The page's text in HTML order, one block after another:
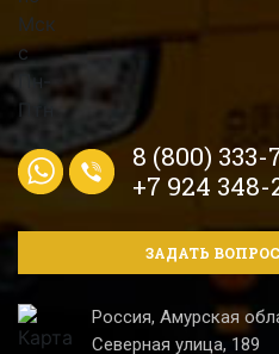
8 (800) 333-
+7 924
ЗАДАТЬ
Россия, Амурская
Северная улица, 189